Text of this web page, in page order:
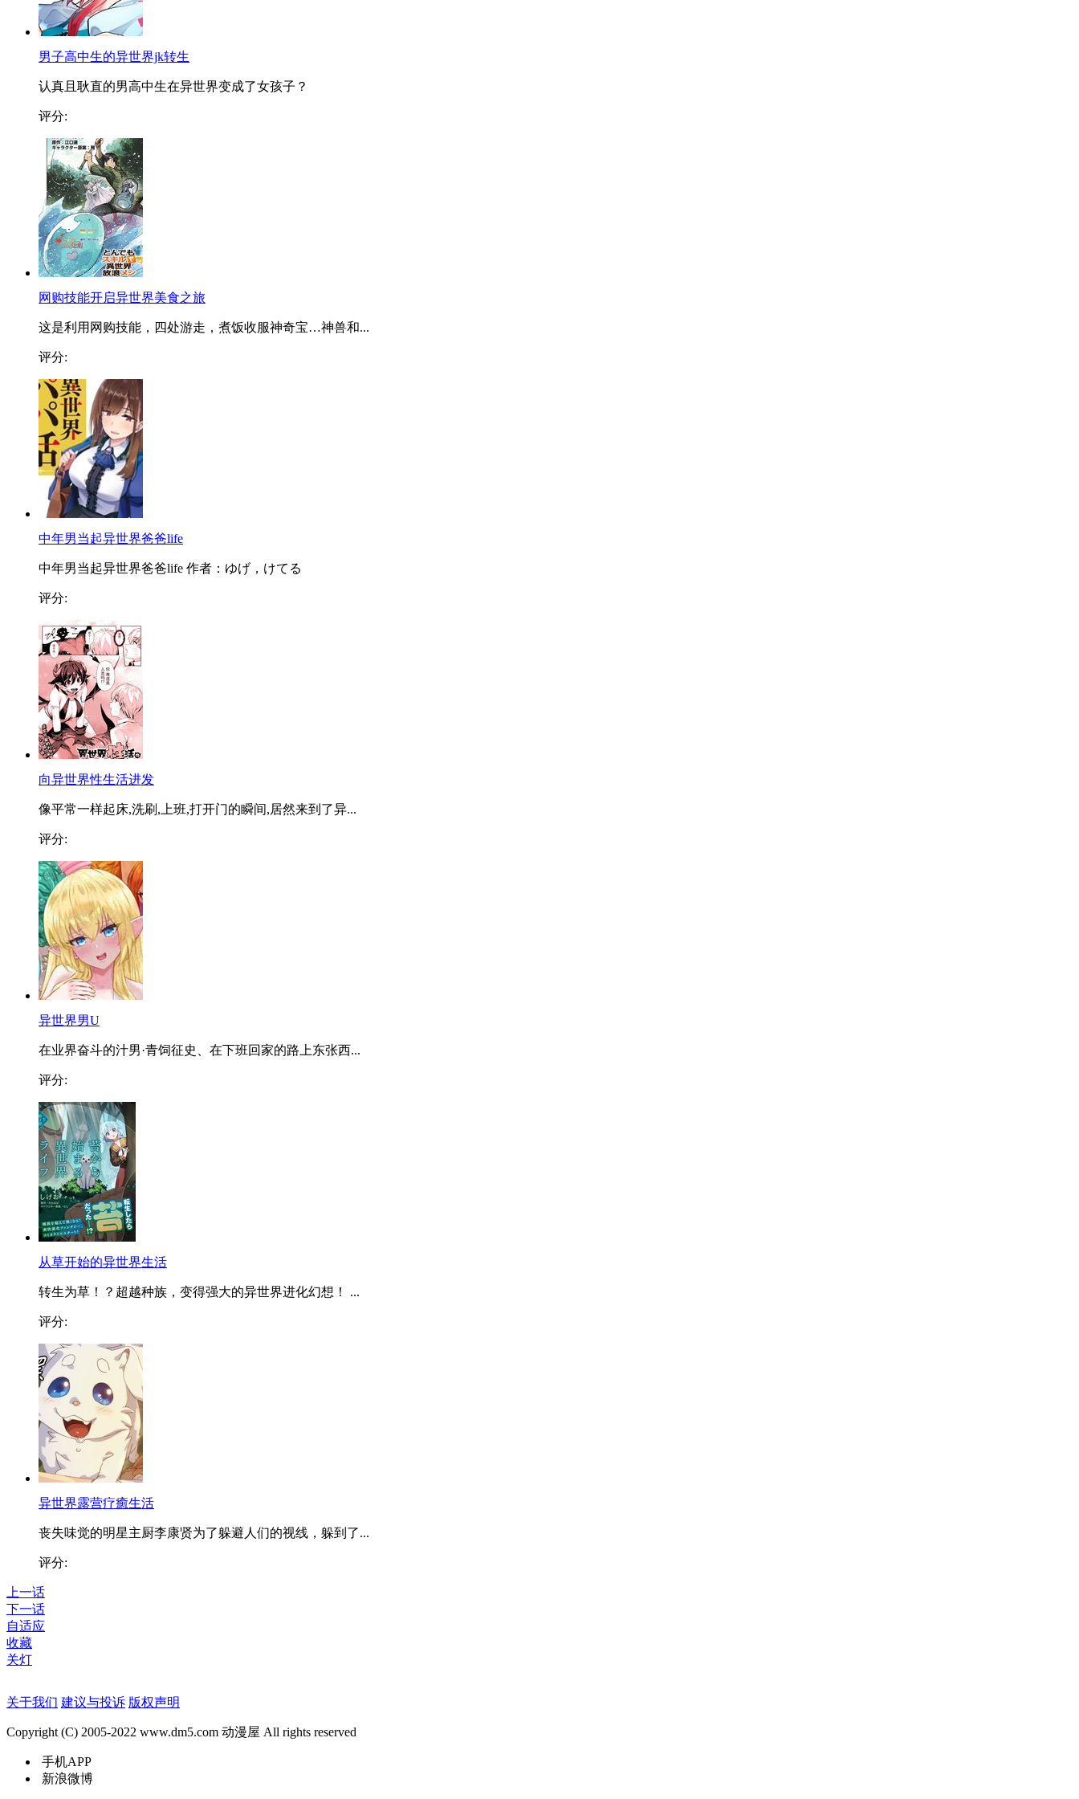
男子高中生的异世界jk转生
认真且耿直的男高中生在异世界变成了女孩子？
评分:
网购技能开启异世界美食之旅
这是利用网购技能，四处游走，煮饭收服神奇宝…神兽和...
评分:
中年男当起异世界爸爸life
中年男当起异世界爸爸life 作者：ゆげ，けてる
评分:
向异世界性生活进发
像平常一样起床,洗刷,上班,打开门的瞬间,居然来到了异...
评分:
异世界男U
在业界奋斗的汁男·青饲征史、在下班回家的路上东张西...
评分:
从草开始的异世界生活
转生为草！？超越种族，变得强大的异世界进化幻想！ ...
评分:
异世界露营疗癒生活
丧失味觉的明星主厨李康贤为了躲避人们的视线，躲到了...
评分:
上一话
下一话
自适应
收藏
关灯
关于我们 建议与投诉 版权声明
Copyright (C) 2005-2022 www.dm5.com 动漫屋 All rights reserved
手机APP
新浪微博